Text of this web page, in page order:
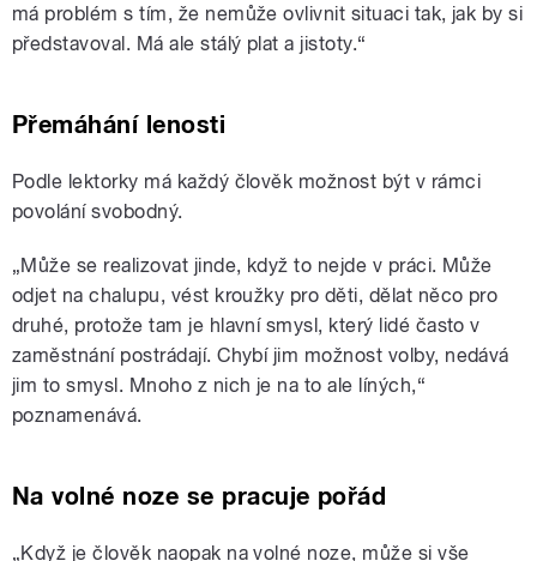
má problém s tím, že nemůže ovlivnit situaci tak, jak by si
představoval. Má ale stálý plat a jistoty.“
Přemáhání lenosti
Podle lektorky má každý člověk možnost být v rámci
povolání svobodný.
„Může se realizovat jinde, když to nejde v práci. Může
odjet na chalupu, vést kroužky pro děti, dělat něco pro
druhé, protože tam je hlavní smysl, který lidé často v
zaměstnání postrádají. Chybí jim možnost volby, nedává
jim to smysl. Mnoho z nich je na to ale líných,“
poznamenává.
Na volné noze se pracuje pořád
„Když je člověk naopak na volné noze, může si vše